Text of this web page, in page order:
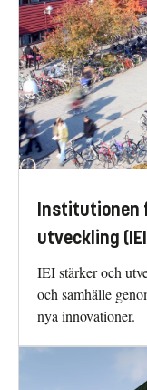
Institutionen
utveckling
IEI stärker och
och samhälle
nya innovationer.